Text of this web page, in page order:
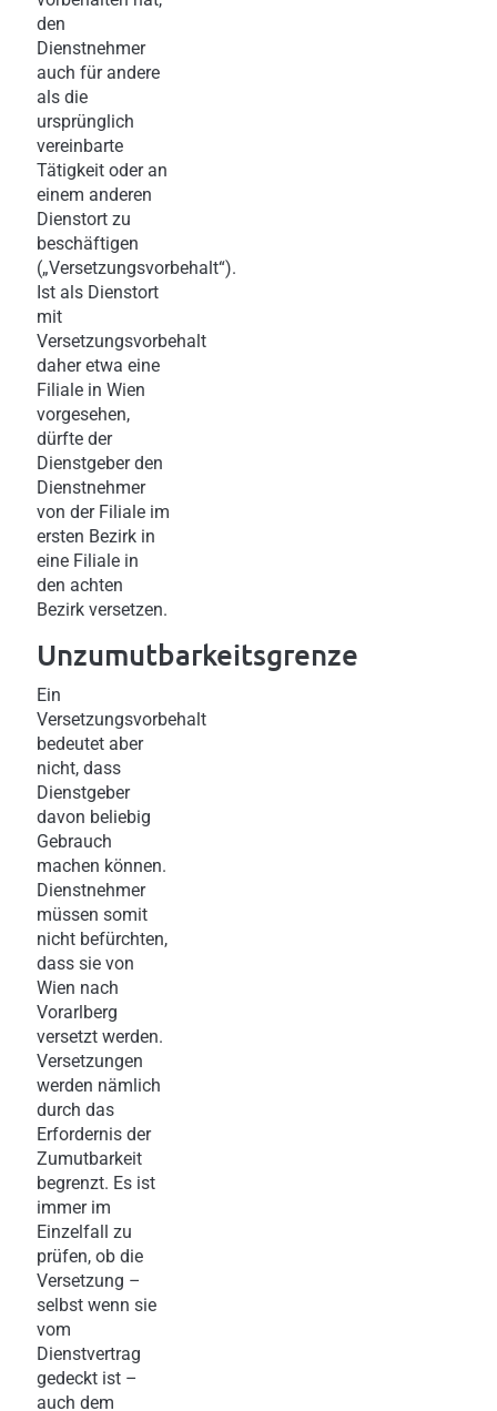
den
Dienstnehmer
auch für andere
als die
ursprünglich
vereinbarte
Tätigkeit oder an
einem anderen
Dienstort zu
beschäftigen
(„Versetzungsvorbehalt“).
Ist als Dienstort
mit
Versetzungsvorbehalt
daher etwa eine
Filiale in Wien
vorgesehen,
dürfte der
Dienstgeber den
Dienstnehmer
von der Filiale im
ersten Bezirk in
eine Filiale in
den achten
Bezirk versetzen.
Unzumutbarkeitsgrenze
Ein
Versetzungsvorbehalt
bedeutet aber
nicht, dass
Dienstgeber
davon beliebig
Gebrauch
machen können.
Dienstnehmer
müssen somit
nicht befürchten,
dass sie von
Wien nach
Vorarlberg
versetzt werden.
Versetzungen
werden nämlich
durch das
Erfordernis der
Zumutbarkeit
begrenzt. Es ist
immer im
Einzelfall zu
prüfen, ob die
Versetzung –
selbst wenn sie
vom
Dienstvertrag
gedeckt ist –
auch dem